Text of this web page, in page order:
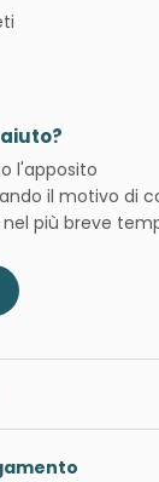
l'apposito
il motivo di
più breve